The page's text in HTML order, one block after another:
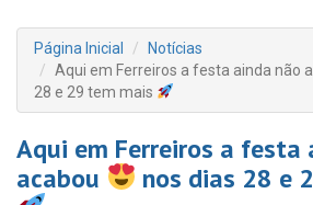
Página Inicial
Notícias
Aqui em Ferreiros a festa ainda não
28 e 29 tem mais
Aqui em Ferreiros a festa
acabou
nos dias 28 e